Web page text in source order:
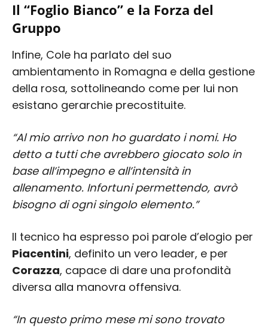
Il “Foglio Bianco” e la Forza del
Gruppo
Infine, Cole ha parlato del suo
ambientamento in Romagna e della gestione
della rosa, sottolineando come per lui non
esistano gerarchie precostituite.
“Al mio arrivo non ho guardato i nomi. Ho
detto a tutti che avrebbero giocato solo in
base all’impegno e all’intensità in
allenamento. Infortuni permettendo, avrò
bisogno di ogni singolo elemento.”
Il tecnico ha espresso poi parole d’elogio per
Piacentini, definito un vero leader, e per
Corazza, capace di dare una profondità
diversa alla manovra offensiva.
“In questo primo mese mi sono trovato